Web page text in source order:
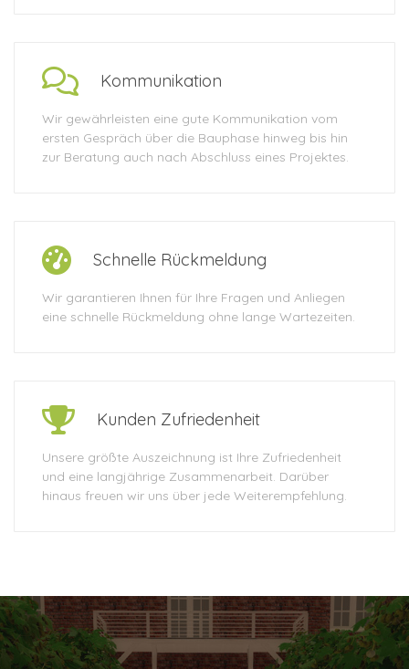
Kommunikation
Wir gewährleisten eine gute Kommunikation vom
ersten Gespräch über die Bauphase hinweg bis hin
zur Beratung auch nach Abschluss eines Projektes.
Schnelle Rückmeldung
Wir garantieren Ihnen für Ihre Fragen und Anliegen
eine schnelle Rückmeldung ohne lange Wartezeiten.
Kunden Zufriedenheit
Unsere größte Auszeichnung ist Ihre Zufriedenheit
und eine langjährige Zusammenarbeit. Darüber
hinaus freuen wir uns über jede Weiterempfehlung.